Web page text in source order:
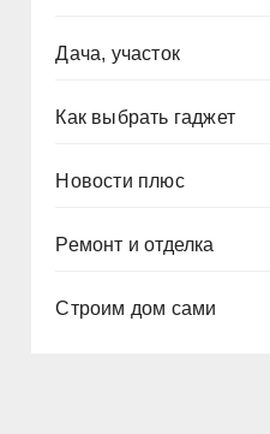
Дача, участок
Как выбрать гаджет
Новости плюс
Ремонт и отделка
Строим дом сами